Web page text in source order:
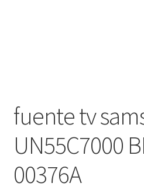
fuente tv
UN55C7000
00376A